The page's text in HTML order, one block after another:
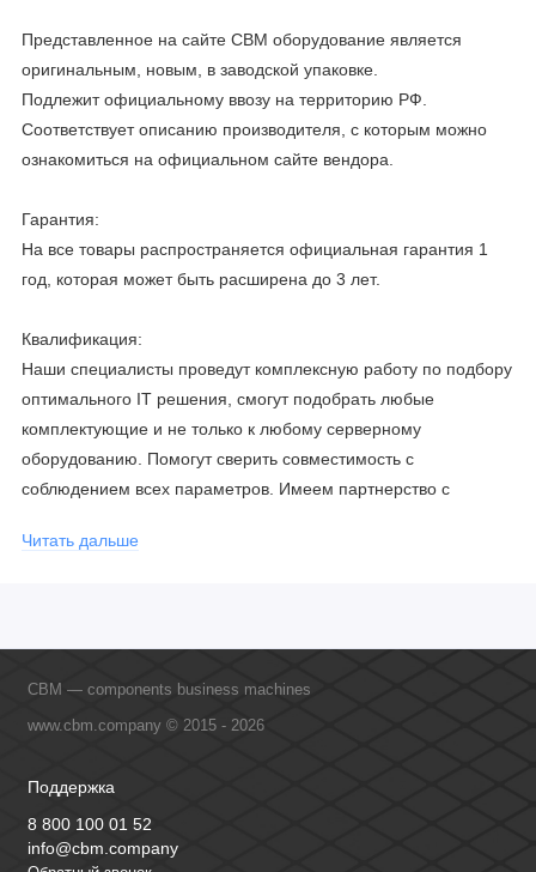
Представленное на сайте CBM оборудование является
оригинальным, новым, в заводской упаковке.
Подлежит официальному ввозу на территорию РФ.
Соответствует описанию производителя, с которым можно
ознакомиться на официальном сайте вендора.
Гарантия:
На все товары распространяется официальная гарантия 1
год, которая может быть расширена до 3 лет.
Квалификация:
Наши специалисты проведут комплексную работу по подбору
оптимального IT решения, смогут подобрать любые
комплектующие и не только к любому серверному
оборудованию. Помогут сверить совместимость с
соблюдением всех параметров. Имеем партнерство с
обучение сотрудников, что позволяет исключить ошибки даже
Читать дальше
CBM — components business machines
www.cbm.company © 2015 - 2026
Поддержка
8 800 100 01 52
info@cbm.company